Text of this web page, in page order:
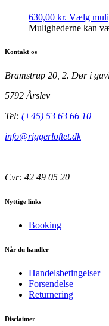
630,00 kr. Vælg
Mulighederne kan
Kontakt os
Bramstrup 20, 2. Dør i
5792 Årslev
Tel: (+45) 53 63 66 10
info@riggerloftet.dk
Cvr: 42 49 05 20
Nyttige links
Booking
Når du handler
Handelsbetingelser
Forsendelse
Returnering
Disclaimer